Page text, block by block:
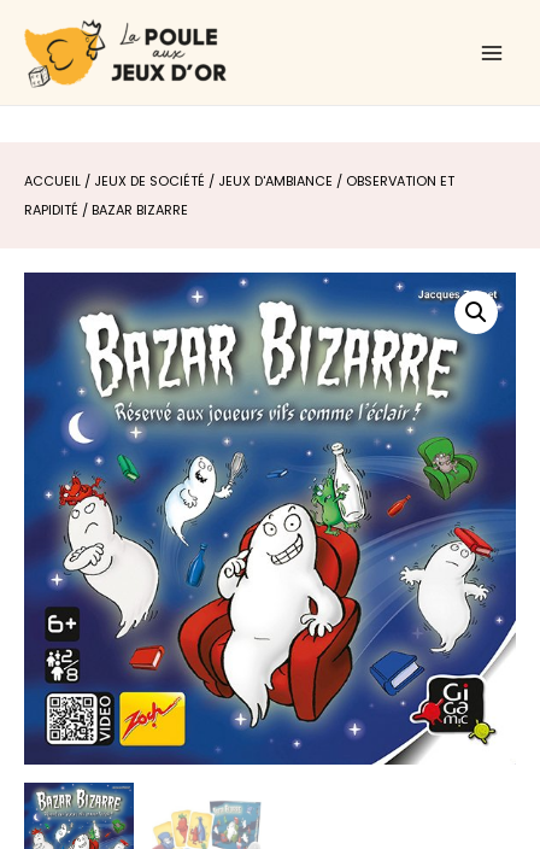
contenu
ACCUEIL / JEUX DE SOCIÉTÉ / JEUX D'AMBIANCE / OBSERVATION ET
RAPIDITÉ / BAZAR BIZARRE